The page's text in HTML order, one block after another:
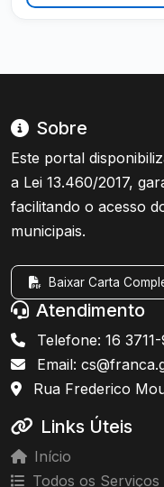
Sobre
Este portal
a Lei 13.460/2017,
facilitando o acesso
municipais.
Baixar Carta
Atendimento
Telefone: 16
Email:
Rua Frederico
Links Úteis
Início
Todos os Serviços